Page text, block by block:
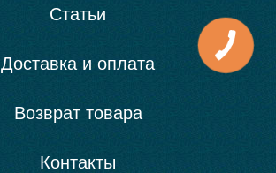
Статьи
Доставка и оплата
Возврат товара
Контакты